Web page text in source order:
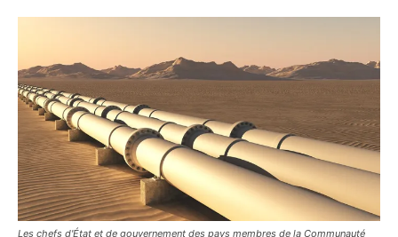
Les chefs d'État et de gouvernement des pays membres de la Communauté